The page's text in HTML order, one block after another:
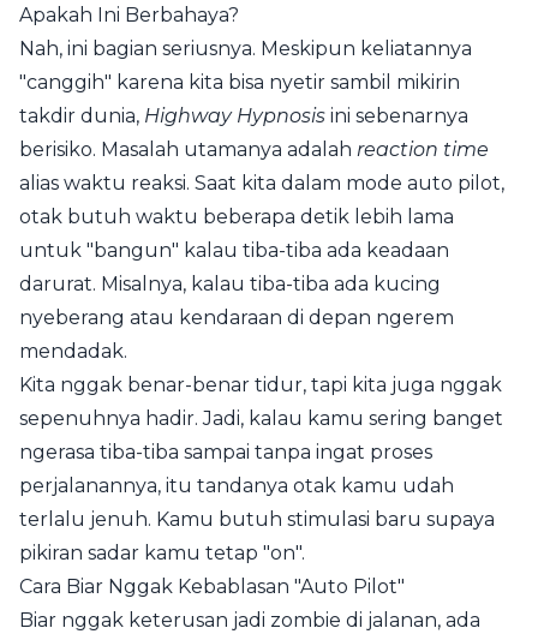
Apakah Ini Berbahaya?
Nah, ini bagian seriusnya. Meskipun keliatannya
"canggih" karena kita bisa nyetir sambil mikirin
takdir dunia, Highway Hypnosis ini sebenarnya
berisiko. Masalah utamanya adalah reaction time
alias waktu reaksi. Saat kita dalam mode auto pilot,
otak butuh waktu beberapa detik lebih lama
untuk "bangun" kalau tiba-tiba ada keadaan
darurat. Misalnya, kalau tiba-tiba ada kucing
nyeberang atau kendaraan di depan ngerem
mendadak.
Kita nggak benar-benar tidur, tapi kita juga nggak
sepenuhnya hadir. Jadi, kalau kamu sering banget
ngerasa tiba-tiba sampai tanpa ingat proses
perjalanannya, itu tandanya otak kamu udah
terlalu jenuh. Kamu butuh stimulasi baru supaya
pikiran sadar kamu tetap "on".
Cara Biar Nggak Kebablasan "Auto Pilot"
Biar nggak keterusan jadi zombie di jalanan, ada